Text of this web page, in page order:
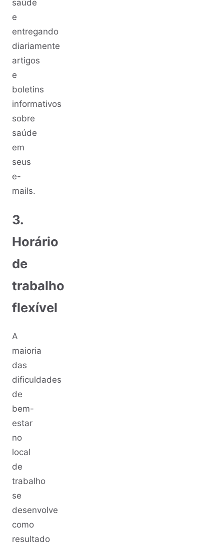
saúde
e
entregando
diariamente
artigos
e
boletins
informativos
sobre
saúde
em
seus
e-
mails.
3.
Horário
de
trabalho
flexível
A
maioria
das
dificuldades
de
bem-
estar
no
local
de
trabalho
se
desenvolve
como
resultado